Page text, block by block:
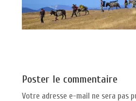
Poster le commentaire
Votre adresse e-mail ne sera pas